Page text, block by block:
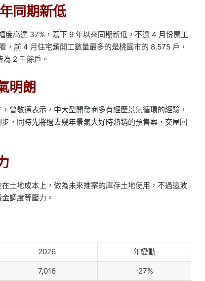
同期新低
高達 37%，寫下 9 年以來同期新低，不過 4 月份開工
，前 4 月住宅類開工數量最多的是桃園市的 8,575 戶，
2 千餘戶。
明朗
曾敬德表示，中大型開發商多有經歷景氣循環的經驗，
，同時先將過去幾年景氣大好時熱銷的預售案，交屋回
土地成本上，做為未來推案的庫存土地使用，不過這波
調度等壓力。
2026 年變動
7,016 -27%